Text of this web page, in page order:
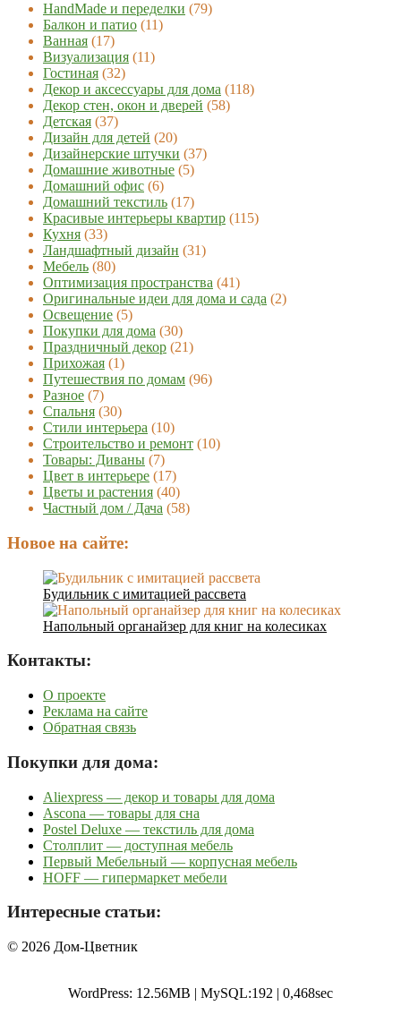
HandMade и переделки (79)
Балкон и патио (11)
Ванная (17)
Визуализация (11)
Гостиная (32)
Декор и аксессуары для дома (118)
Декор стен, окон и дверей (58)
Детская (37)
Дизайн для детей (20)
Дизайнерские штучки (37)
Домашние животные (5)
Домашний офис (6)
Домашний текстиль (17)
Красивые интерьеры квартир (115)
Кухня (33)
Ландшафтный дизайн (31)
Мебель (80)
Оптимизация пространства (41)
Оригинальные идеи для дома и сада (2)
Освещение (5)
Покупки для дома (30)
Праздничный декор (21)
Прихожая (1)
Путешествия по домам (96)
Разное (7)
Спальня (30)
Стили интерьера (10)
Строительство и ремонт (10)
Товары: Диваны (7)
Цвет в интерьере (17)
Цветы и растения (40)
Частный дом / Дача (58)
Новое на сайте:
Будильник с имитацией рассвета
Напольный органайзер для книг на колесиках
Контакты:
О проекте
Реклама на сайте
Обратная связь
Покупки для дома:
Aliexpress — декор и товары для дома
Ascona — товары для сна
Postel Deluxe — текстиль для дома
Столплит — доступная мебель
Первый Мебельный — корпусная мебель
HOFF — гипермаркет мебели
Интересные статьи:
© 2026 Дом-Цветник
WordPress: 12.56MB | MySQL:192 | 0,468sec